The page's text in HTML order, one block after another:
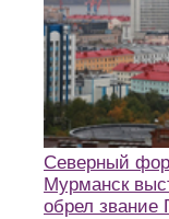
Северный
Мурманск
обрел звание